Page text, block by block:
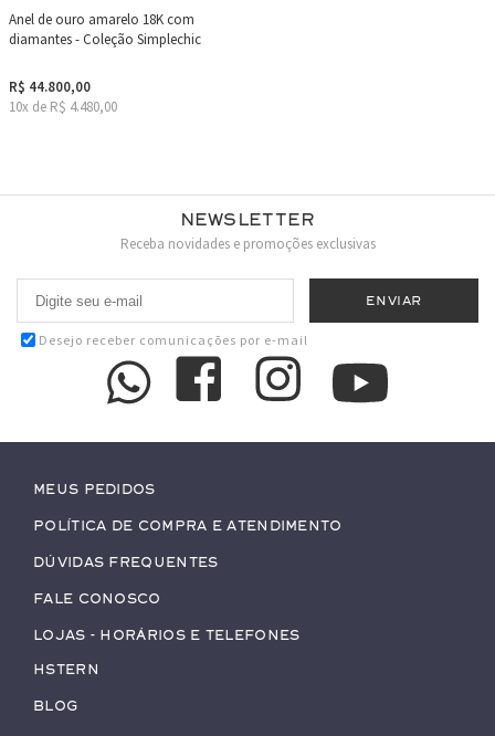
Anel de ouro amarelo 18K com
diamantes - Coleção Simplechic
R$ 44.800,00
10x de R$ 4.480,00
Newsletter
Receba novidades e promoções exclusivas
Desejo receber comunicações por e-mail
Meus pedidos
Política de Compra e Atendimento
Dúvidas Frequentes
Fale conosco
Lojas - Horários e Telefones
HStern
Blog